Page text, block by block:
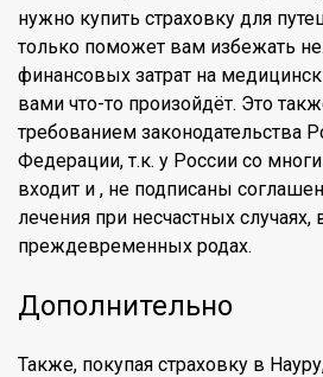
нужно купить страховку для
только поможет вам избежать
финансовых затрат на
вами что-то произойдёт. Это
требованием законодательства
Федерации, т.к. у России со
входит и , не подписаны
лечения при несчастных случаях,
преждевременных родах.
Дополнительно
Также, покупая страховку в